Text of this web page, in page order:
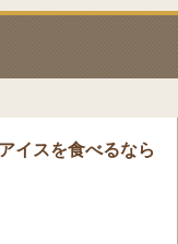
イスを食べるなら